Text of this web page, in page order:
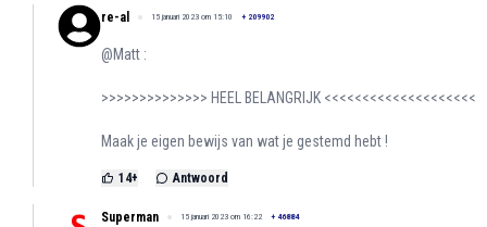
re-al 15 januari 2023 om 15:10 + 209902
@Matt :
>>>>>>>>>>>>>> HEEL BELANGRIJK <<<<<<<<<<<<<<<<<<<<
Maak je eigen bewijs van wat je gestemd hebt !
14+ Antwoord
Superman 15 januari 2023 om 16:22 + 46884